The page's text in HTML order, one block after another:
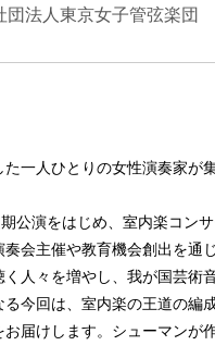
法人東京女子管弦楽団
一人ひとりの女性演奏家が
公演をはじめ、室内楽コン
会主催や教育機会創出を通
人々を増やし、我が国芸術
今回は、室内楽の王道の編
届けします。シューマンが